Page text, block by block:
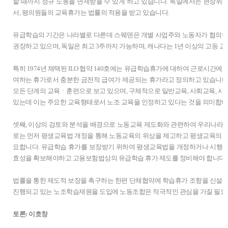
서, 평의원들의 교육휴가는 법률의 적용을 받고 있습니다.
유급학습의 기간은 나라별로 다른데 스웨덴은 개별 사업주와 노동자가 협의
권장하고 있으며, 독일은 최고 3주까지 가능하며, 캐나다는 1년 이상의 고등
특히 1974년 채택된 ILO 협약 140호에는 유급학습휴가에 대하여 근로시간에
여하는 휴가로서 충분한 금전적 급여가 제공되는 휴가라고 정의하고 있습니
모든 단계의 교육ㆍ훈련으로 보고 있으며, 구체적으로 일반교육, 사회교육, 시
있는데 이는 주요한 교육형태로서 노조 교육을 인정하고 있다는 것을 의미합
셋째, 이상의 검토와 분석을 배경으로 노동교육 제도화와 관련하여 우리나라
로는 먼저 평생교육법 개정을 통해 노동교육의 위상을 제고하고 평생교육의
요합니다. 유급학습 휴가를 보장받기 위하여 평생교육법을 개정하거나 시행
효성을 확보해야하고 고용보험법상의 유급학습 휴가 제도를 정비해야 합니다.
법률을 통한 제도적 보장을 촉구하는 한편 단체협약에 학습휴가 조항을 신설
진행되고 있는 노조학습재원을 도입에 노동조합은 적극적인 관심을 가질 필
토론: 이호창